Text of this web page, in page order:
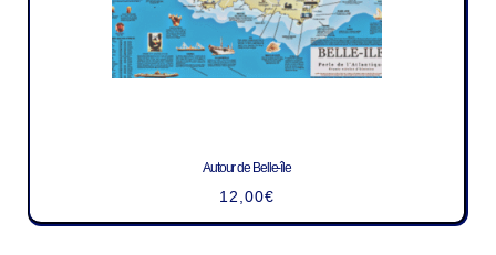
Autour de Belle-île
12,00€